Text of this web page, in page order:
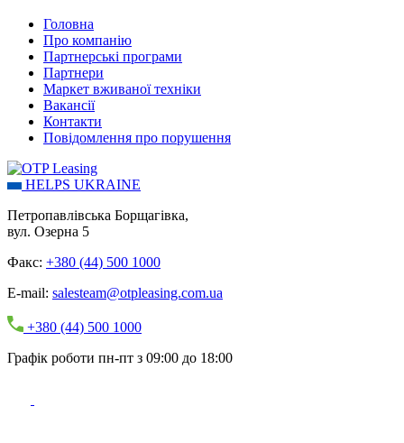
Головна
Про компанію
Партнерські програми
Партнери
Маркет вживаної техніки
Вакансії
Контакти
Повідомлення про порушення
HELPS UKRAINE
Петропавлівська Борщагівка,
вул. Озерна 5
Факс: +380 (44) 500 1000
E-mail: salesteam@otpleasing.com.ua
+380 (44) 500 1000
Графік роботи пн-пт з 09:00 до 18:00